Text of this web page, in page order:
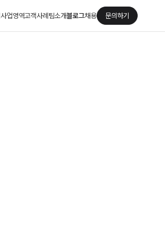
사업영역고객사례 팀소개블로그채용 문의하기